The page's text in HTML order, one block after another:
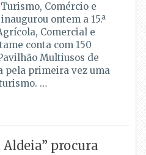
Comércio e
ontem a 15.ª
Comercial e
conta com 150
Multiusos de
pela primeira vez uma
…
Aldeia” procura